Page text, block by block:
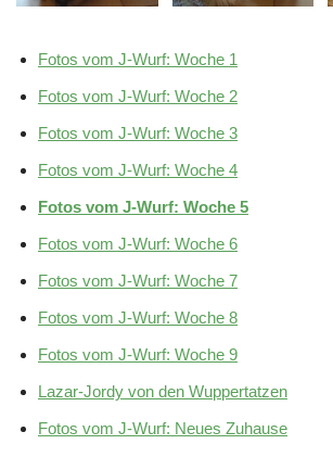
Fotos vom J-Wurf: Woche 1
Fotos vom J-Wurf: Woche 2
Fotos vom J-Wurf: Woche 3
Fotos vom J-Wurf: Woche 4
Fotos vom J-Wurf: Woche 5
Fotos vom J-Wurf: Woche 6
Fotos vom J-Wurf: Woche 7
Fotos vom J-Wurf: Woche 8
Fotos vom J-Wurf: Woche 9
Lazar-Jordy von den Wuppertatzen
Fotos vom J-Wurf: Neues Zuhause